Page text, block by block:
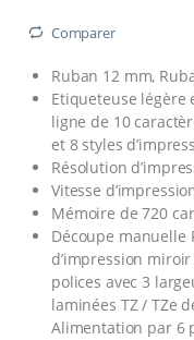
Comparer
Ruban 12 mm,
Etiqueteuse légère
ligne de 10
et 8 styles
Résolution
Vitesse
Mémoire de 720
Découpe manuelle
d’impression
polices avec 3
laminées TZ / TZe
Alimentation par 6